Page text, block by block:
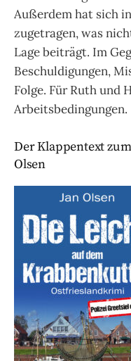
Außerdem hat sich
zugetragen, was
Lage beiträgt. Im
Beschuldigungen,
Folge. Für Ruth und
Arbeitsbedingungen.
Der Klappentext
Olsen